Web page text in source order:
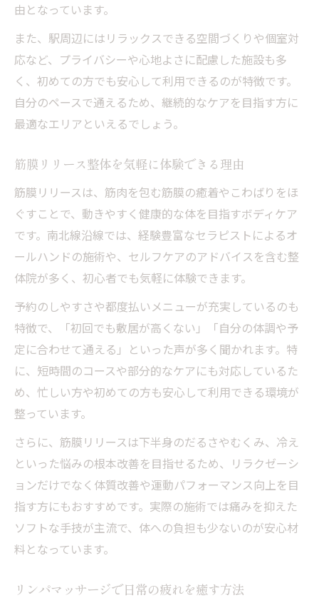
由となっています。
また、駅周辺にはリラックスできる空間づくりや個室対
応など、プライバシーや心地よさに配慮した施設も多
く、初めての方でも安心して利用できるのが特徴です。
自分のペースで通えるため、継続的なケアを目指す方に
最適なエリアといえるでしょう。
筋膜リリース整体を気軽に体験できる理由
筋膜リリースは、筋肉を包む筋膜の癒着やこわばりをほ
ぐすことで、動きやすく健康的な体を目指すボディケア
です。南北線沿線では、経験豊富なセラピストによるオ
ールハンドの施術や、セルフケアのアドバイスを含む整
体院が多く、初心者でも気軽に体験できます。
予約のしやすさや都度払いメニューが充実しているのも
特徴で、「初回でも敷居が高くない」「自分の体調や予
定に合わせて通える」といった声が多く聞かれます。特
に、短時間のコースや部分的なケアにも対応しているた
め、忙しい方や初めての方も安心して利用できる環境が
整っています。
さらに、筋膜リリースは下半身のだるさやむくみ、冷え
といった悩みの根本改善を目指せるため、リラクゼーシ
ョンだけでなく体質改善や運動パフォーマンス向上を目
指す方にもおすすめです。実際の施術では痛みを抑えた
ソフトな手技が主流で、体への負担も少ないのが安心材
料となっています。
リンパマッサージで日常の疲れを癒す方法